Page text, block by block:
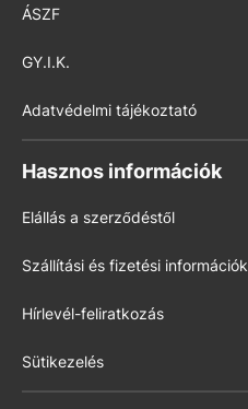
ÁSZF
GY.I.K.
Adatvédelmi tájékoztató
Hasznos információk
Elállás a szerződéstől
Szállítási és fizetési információk
Hírlevél-feliratkozás
Sütikezelés